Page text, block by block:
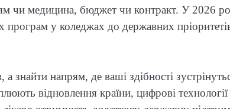
чи медицина, бюджет чи контракт. У 2026
програм у коледжах до державних
напрям, де ваші здібності
відновлення країни, цифрові технології